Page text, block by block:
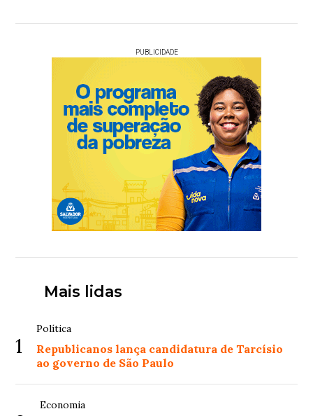
PUBLICIDADE
Mais lidas
1
Política
Republicanos lança candidatura de Tarcísio
ao governo de São Paulo
Economia